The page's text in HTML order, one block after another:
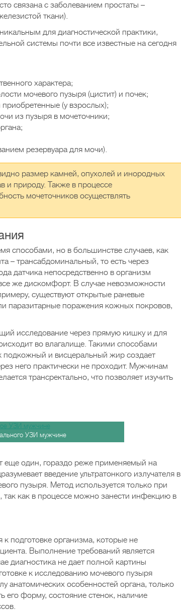
связана с заболеванием простаты –
ткани).
для диагностической практики,
системы почти все известные на сегодня
характера;
мочевого пузыря (цистит) и почек;
(у взрослых);
из пузыря в мочеточники;
резервуара для мочи).
размер камней, опухолей и инородных
и природу. Также в процессе
мочеточников осуществлять
способами, но в большинстве случаев, как
– трансабдоминальный, то есть через
датчика непосредственно в организм
же дискомфорт. В случае невозможности
существуют открытые раневые
паразитарные поражения кожных покровов,
исследование через прямую кишку и для
во влагалище. Такими способами
подкожный и висцеральный жир создает
него практически не проходит. Мужчинам
трансректально, что позволяет изучить
УЗИ мужчине
еще один, гораздо реже применяемый на
введение ультратонкого излучателя в
пузыря. Метод используется только при
так как в процессе можно занести инфекцию в
подготовке организма, которые не
Выполнение требований является
диагностика не дает полной картины
к исследованию мочевого пузыря
анатомических особенностей органа, только
его форму, состояние стенок, наличие